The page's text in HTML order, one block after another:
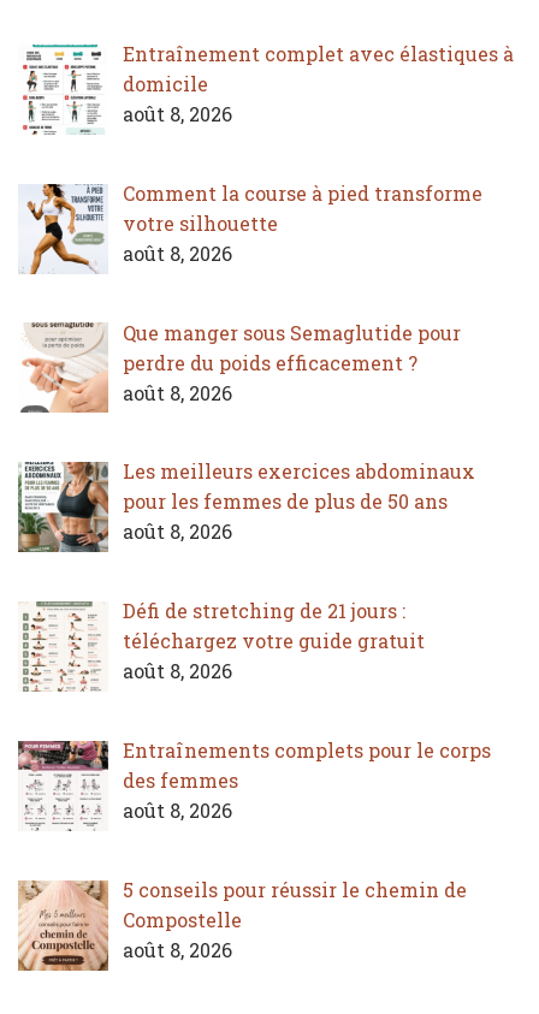
Entraînement complet avec élastiques à
domicile
août 8, 2026
Comment la course à pied transforme
votre silhouette
août 8, 2026
Que manger sous Semaglutide pour
perdre du poids efficacement ?
août 8, 2026
Les meilleurs exercices abdominaux
pour les femmes de plus de 50 ans
août 8, 2026
Défi de stretching de 21 jours :
téléchargez votre guide gratuit
août 8, 2026
Entraînements complets pour le corps
des femmes
août 8, 2026
5 conseils pour réussir le chemin de
Compostelle
août 8, 2026